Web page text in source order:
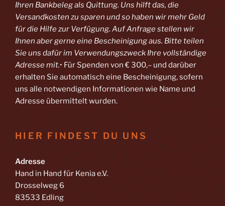
Ihren Bankbeleg als Quittung. Uns hilft das, die
Versandkosten zu sparen und so haben wir mehr Geld
für die Hilfe zur Verfügung. Auf Anfrage stellen wir
Ihnen aber gerne eine Bescheinigung aus. Bitte teilen
Sie uns dafür im Verwendungszweck Ihre vollständige
Adresse mit.• Für Spenden von € 300,– und darüber
erhalten Sie automatisch eine Bescheinigung, sofern
uns alle notwendigen Informationen wie Name und
Adresse übermittelt wurden.
HIER FINDEST DU UNS
Adresse
Hand in Hand für Kenia e.V.
Drosselweg 6
83533 Edling